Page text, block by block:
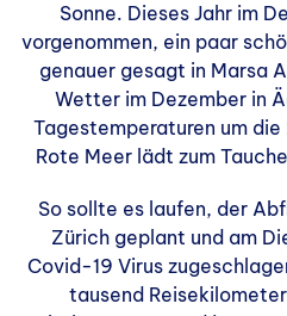
Sonne. Dieses Jahr im
vorgenommen, ein paar
genauer gesagt in Marsa
Wetter im Dezember in
Tagestemperaturen um die
Rote Meer lädt zum
So sollte es laufen, der
Zürich geplant und am
Covid-19 Virus
tausend